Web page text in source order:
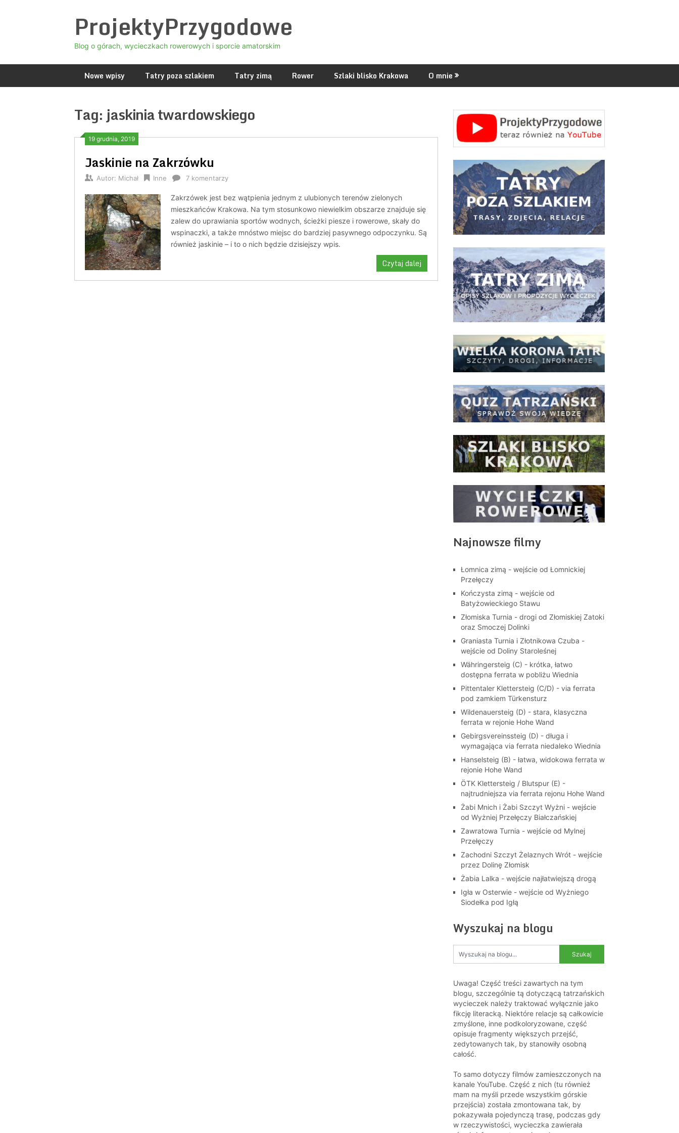
ProjektyPrzygodowe
Blog o górach, wycieczkach rowerowych i sporcie amatorskim
Nowe wpisy Tatry poza szlakiem Tatry zimą Rower Szlaki blisko Krakowa O mnie
Tag: jaskinia twardowskiego
19 grudnia, 2019
Jaskinie na Zakrzówku
Autor: Michał Inne 7 komentarzy
Zakrzówek jest bez wątpienia jednym z ulubionych terenów zielonych
mieszkańców Krakowa. Na tym stosunkowo niewielkim obszarze znajduje się
zalew do uprawiania sportów wodnych, ścieżki piesze i rowerowe, skały do
wspinaczki, a także mnóstwo miejsc do bardziej pasywnego odpoczynku. Są
również jaskinie – i to o nich będzie dzisiejszy wpis.
Czytaj dalej
Najnowsze filmy
Łomnica zimą - wejście od Łomnickiej
Przełęczy
Kończysta zimą - wejście od
Batyżowieckiego Stawu
Złomiska Turnia - drogi od Złomiskiej Zatoki
oraz Smoczej Dolinki
Graniasta Turnia i Złotnikowa Czuba -
wejście od Doliny Staroleśnej
Währingersteig (C) - krótka, łatwo
dostępna ferrata w pobliżu Wiednia
Pittentaler Klettersteig (C/D) - via ferrata
pod zamkiem Türkensturz
Wildenauersteig (D) - stara, klasyczna
ferrata w rejonie Hohe Wand
Gebirgsvereinssteig (D) - długa i
wymagająca via ferrata niedaleko Wiednia
Hanselsteig (B) - łatwa, widokowa ferrata w
rejonie Hohe Wand
ÖTK Klettersteig / Blutspur (E) -
najtrudniejsza via ferrata rejonu Hohe Wand
Żabi Mnich i Żabi Szczyt Wyżni - wejście
od Wyżniej Przełęczy Białczańskiej
Zawratowa Turnia - wejście od Mylnej
Przełęczy
Zachodni Szczyt Żelaznych Wrót - wejście
przez Dolinę Złomisk
Żabia Lalka - wejście najłatwiejszą drogą
Igła w Osterwie - wejście od Wyżniego
Siodełka pod Igłą
Wyszukaj na blogu
Uwaga! Część treści zawartych na tym
blogu, szczególnie tą dotyczącą tatrzańskich
wycieczek należy traktować wyłącznie jako
fikcję literacką. Niektóre relacje są całkowicie
zmyślone, inne podkoloryzowane, część
opisuje fragmenty większych przejść,
zedytowanych tak, by stanowiły osobną
całość.
To samo dotyczy filmów zamieszczonych na
kanale YouTube. Część z nich (tu również
mam na myśli przede wszystkim górskie
przejścia) została zmontowana tak, by
pokazywała pojedynczą trasę, podczas gdy
w rzeczywistości, wycieczka zawierała